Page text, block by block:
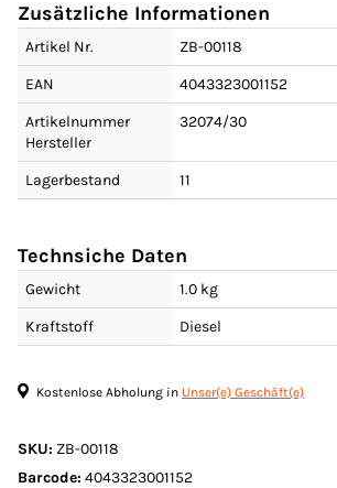
Zusätzliche Informationen
Artikel Nr.
ZB-00118
EAN
4043323001152
Artikelnummer
Hersteller
32074/30
Lagerbestand 11
Technsiche Daten
Gewicht
1.0 kg
Kraftstoff
Diesel
Kostenlose Abholung in Unser(e) Geschäft(e)
SKU: ZB-00118
Barcode: 4043323001152